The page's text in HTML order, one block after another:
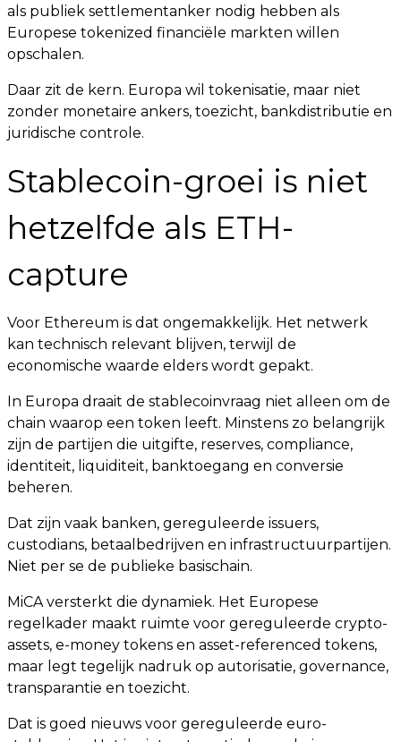
als publiek settlementanker nodig hebben als
Europese tokenized financiële markten willen
opschalen.
Daar zit de kern. Europa wil tokenisatie, maar niet
zonder monetaire ankers, toezicht, bankdistributie en
juridische controle.
Stablecoin-groei is niet
hetzelfde als ETH-
capture
Voor Ethereum is dat ongemakkelijk. Het netwerk
kan technisch relevant blijven, terwijl de
economische waarde elders wordt gepakt.
In Europa draait de stablecoinvraag niet alleen om de
chain waarop een token leeft. Minstens zo belangrijk
zijn de partijen die uitgifte, reserves, compliance,
identiteit, liquiditeit, banktoegang en conversie
beheren.
Dat zijn vaak banken, gereguleerde issuers,
custodians, betaalbedrijven en infrastructuurpartijen.
Niet per se de publieke basischain.
MiCA versterkt die dynamiek. Het Europese
regelkader maakt ruimte voor gereguleerde crypto-
assets, e-money tokens en asset-referenced tokens,
maar legt tegelijk nadruk op autorisatie, governance,
transparantie en toezicht.
Dat is goed nieuws voor gereguleerde euro-